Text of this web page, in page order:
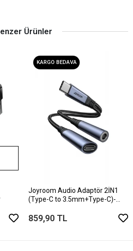
Ürünler
KARGO BEDAVA
Joyroom Audio Adaptör 2İN1
(Type-C to 3.5mm+Type-C)-
859,90 TL